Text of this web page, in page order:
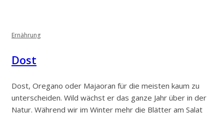
Ernährung
Dost
Dost, Oregano oder Majaoran für die meisten kaum zu
unterscheiden. Wild wächst er das ganze Jahr über in der
Natur. Während wir im Winter mehr die Blätter am Salat